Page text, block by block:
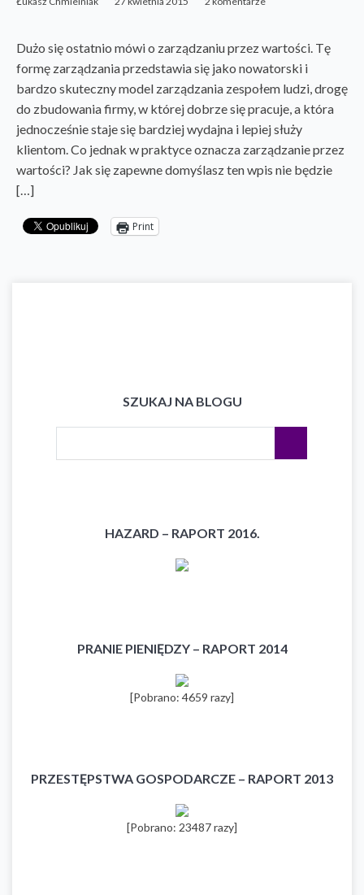
Dużo się ostatnio mówi o zarządzaniu przez wartości. Tę
formę zarządzania przedstawia się jako nowatorski i
bardzo skuteczny model zarządzania zespołem ludzi, drogę
do zbudowania firmy, w której dobrze się pracuje, a która
jednocześnie staje się bardziej wydajna i lepiej służy
klientom. Co jednak w praktyce oznacza zarządzanie przez
wartości? Jak się zapewne domyślasz ten wpis nie będzie
[…]
Print
SZUKAJ NA BLOGU
HAZARD – RAPORT 2016.
PRANIE PIENIĘDZY – RAPORT 2014
[Pobrano: 4659 razy]
PRZESTĘPSTWA GOSPODARCZE – RAPORT 2013
[Pobrano: 23487 razy]